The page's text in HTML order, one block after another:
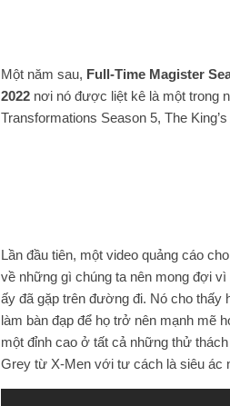
Một năm sau, Full-Time Magister
2022 nơi nó được liệt kê là một trong
Transformations Season 5, The
Lần đầu tiên, một video quảng cáo
về những gì chúng ta nên mong đợi
ấy đã gặp trên đường đi. Nó cho thấy
làm bàn đạp để họ trở nên mạnh mẽ
một đỉnh cao ở tất cả những thử
Grey từ X-Men với tư cách là siêu ác